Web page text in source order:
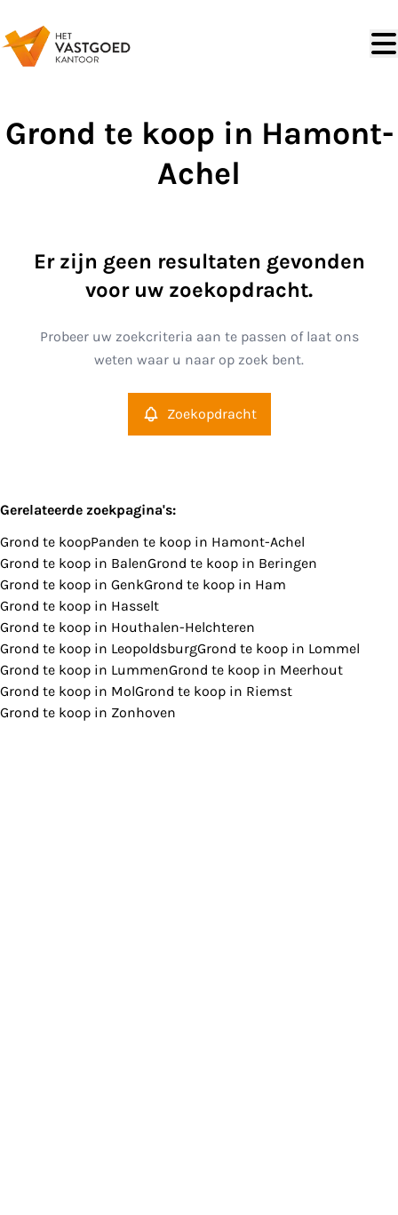
Grond te koop in Hamont-
Achel
Er zijn geen resultaten gevonden
voor uw zoekopdracht.
Probeer uw zoekcriteria aan te passen of laat ons
weten waar u naar op zoek bent.
Zoekopdracht
Gerelateerde zoekpagina's:
Grond te koopPanden te koop in Hamont-Achel
Grond te koop in BalenGrond te koop in Beringen
Grond te koop in GenkGrond te koop in Ham
Grond te koop in Hasselt
Grond te koop in Houthalen-Helchteren
Grond te koop in LeopoldsburgGrond te koop in Lommel
Grond te koop in LummenGrond te koop in Meerhout
Grond te koop in MolGrond te koop in Riemst
Grond te koop in Zonhoven